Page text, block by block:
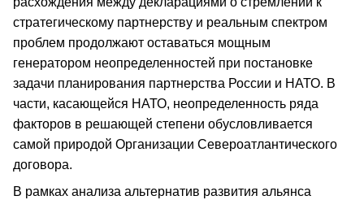
стратегическому партнерству и реальным спектром
проблем продолжают оставаться мощным
генератором неопределенностей при постановке
задачи планирования партнерства России и НАТО. В
части, касающейся НАТО, неопределенность ряда
факторов в решающей степени обусловливается
самой природой Организации Североатлантического
договора.
В рамках анализа альтернатив развития альянса